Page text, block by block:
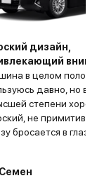
дизайн,
в целом
давно, но
степени
не
бросается в
взглядом,
Семен